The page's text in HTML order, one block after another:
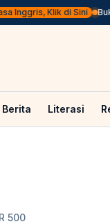
Inggris, Klik di Sini
Berita Literasi
500